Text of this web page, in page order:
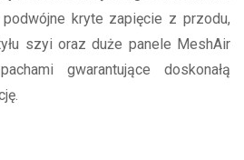
kryte zapięcie z przodu,
szyi oraz duże panele MeshAir
gwarantujące doskonałą